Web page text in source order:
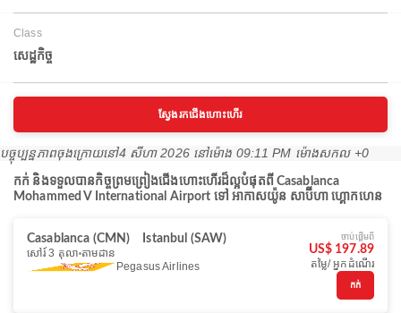
Class
សេដ្ឋកិច្ច
ស្វែងរកជើងហោះហើរ
បច្ចុប្បន្នភាពចុងក្រោយនៅ4 សីហា 2026 នៅ​ម៉ោង 09:11 PM ម៉ោង​សកល +0
កក់ និងទទួលបានកិច្ចព្រមព្រៀងជើងហោះហើរដ៏ល្អបំផុតពី Casablanca
Mohammed V International Airport ទៅ អាកាសយ៉ូន សាប៊ីហា ហ្គោកហេន
Casablanca (CMN)
Istanbul (SAW)
សៅរ៍ 3 តុលា តាមដាន
Pegasus Airlines
ចាប់ផ្ដើមពី
US$ 197.89
តម្លៃ/ អ្នកដំណើរ
កក់